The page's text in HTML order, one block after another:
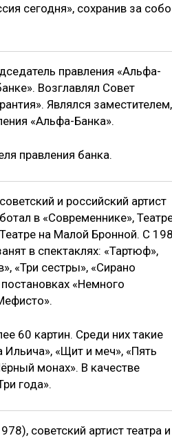
сегодня», сохранив за
правления «Альфа-
Возглавлял Совет
Являлся заместителем,
«Альфа-Банка».
правления банка.
и российский артист
в «Современнике»,
на Малой Бронной. С
в спектаклях: «Тартюф»,
«Три сестры», «Сирано
«Немного
60 картин. Среди них такие
«Щит и меч», «Пять
монах». В качестве
года».
советский артист театра и